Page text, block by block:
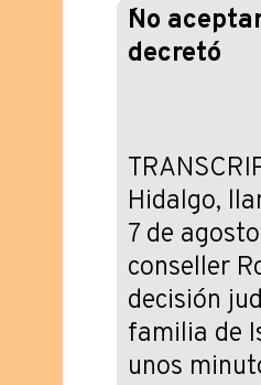
´No
decreto´
Hidalgo,
7 de
conseller
decisión
familia de
unos